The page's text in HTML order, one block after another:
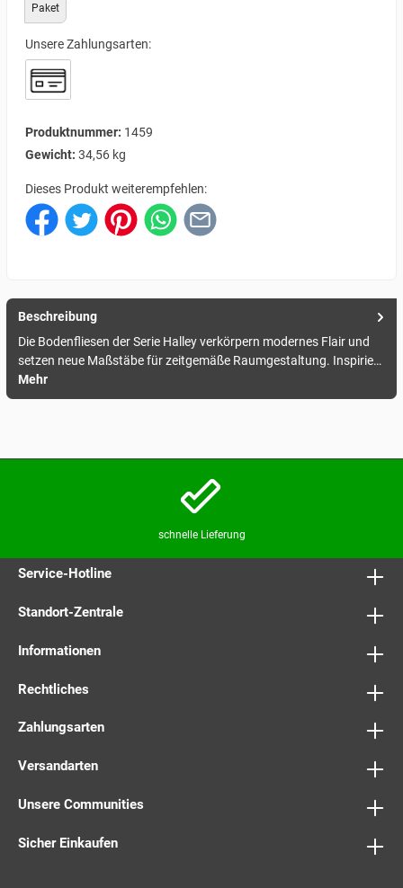
Paket
Unsere Zahlungsarten:
Produktnummer: 1459
Gewicht: 34,56 kg
Dieses Produkt weiterempfehlen:
Beschreibung
Die Bodenfliesen der Serie Halley verkörpern modernes Flair und
setzen neue Maßstäbe für zeitgemäße Raumgestaltung. Inspirie…
Mehr
schnelle Lieferung
Service-Hotline
Standort-Zentrale
Informationen
Rechtliches
Zahlungsarten
Versandarten
Unsere Communities
Sicher Einkaufen